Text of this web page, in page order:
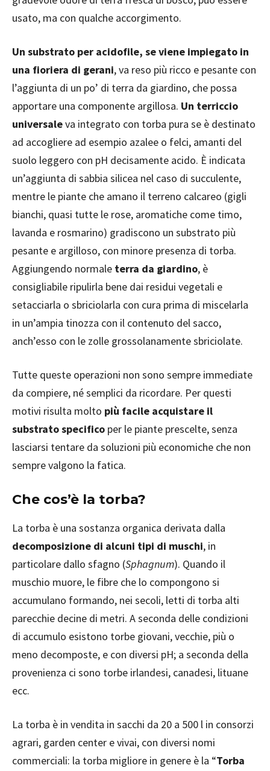
usato, ma con qualche accorgimento.
Un substrato per acidofile, se viene impiegato in
una fioriera di gerani, va reso più ricco e pesante con
l’aggiunta di un po’ di terra da giardino, che possa
apportare una componente argillosa. Un terriccio
universaleva integrato con torba pura se è destinato
ad accogliere ad esempio azalee o felci, amanti del
suolo leggero con pH decisamente acido. È indicata
un’aggiunta di sabbia silicea nel caso di succulente,
mentre le piante che amano il terreno calcareo (gigli
bianchi, quasi tutte le rose, aromatiche come timo,
lavanda e rosmarino) gradiscono un substrato più
pesante e argilloso, con minore presenza di torba.
Aggiungendo normale terra da giardino, è
consigliabile ripulirla bene dai residui vegetali e
setacciarla o sbriciolarla con cura prima di miscelarla
in un’ampia tinozza con il contenuto del sacco,
anch’esso con le zolle grossolanamente sbriciolate.
Tutte queste operazioni non sono sempre immediate
da compiere, né semplici da ricordare. Per questi
motivi risulta molto più facile acquistare il
substrato specifico per le piante prescelte, senza
lasciarsi tentare da soluzioni più economiche che non
sempre valgono la fatica.
Che cos’è la torba?
La torba è una sostanza organica derivata dalla
decomposizione di alcuni tipi di muschi, in
particolare dallo sfagno (Sphagnum). Quando il
muschio muore, le fibre che lo compongono si
accumulano formando, nei secoli, letti di torba alti
parecchie decine di metri. A seconda delle condizioni
di accumulo esistono torbe giovani, vecchie, più o
meno decomposte, e con diversi pH; a seconda della
provenienza ci sono torbe irlandesi, canadesi, lituane
ecc.
La torba è in vendita in sacchi da 20 a 500 l in consorzi
agrari, garden center e vivai, con diversi nomi
commerciali: la torba migliore in genere è la “Torba